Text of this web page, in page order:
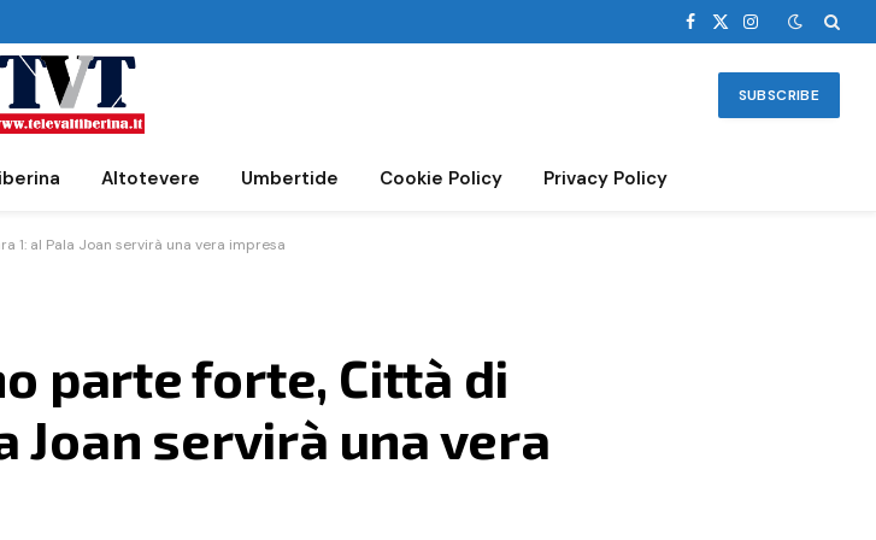
Facebook
X
Instagram
SUBSCRIBE
Altotevere Umbertide Cookie Policy Privacy Policy
1: al Pala Joan servirà una vera impresa
parte forte, Città di
Joan servirà una vera